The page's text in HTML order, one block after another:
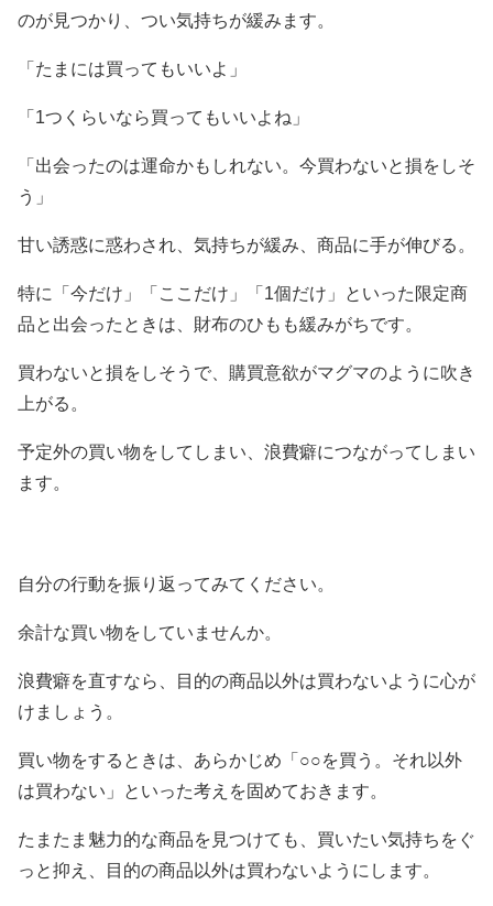
のが見つかり、つい気持ちが緩みます。
「たまには買ってもいいよ」
「1つくらいなら買ってもいいよね」
「出会ったのは運命かもしれない。今買わないと損をしそ
う」
甘い誘惑に惑わされ、気持ちが緩み、商品に手が伸びる。
特に「今だけ」「ここだけ」「1個だけ」といった限定商
品と出会ったときは、財布のひもも緩みがちです。
買わないと損をしそうで、購買意欲がマグマのように吹き
上がる。
予定外の買い物をしてしまい、浪費癖につながってしまい
ます。
自分の行動を振り返ってみてください。
余計な買い物をしていませんか。
浪費癖を直すなら、目的の商品以外は買わないように心が
けましょう。
買い物をするときは、あらかじめ「○○を買う。それ以外
は買わない」といった考えを固めておきます。
たまたま魅力的な商品を見つけても、買いたい気持ちをぐ
っと抑え、目的の商品以外は買わないようにします。